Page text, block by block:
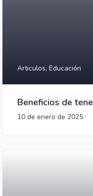
Articulos, Educación
Beneficios de
10 de enero de 2025